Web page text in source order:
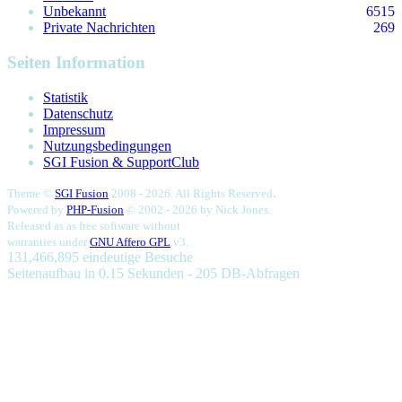
Unbekannt
6515
Private Nachrichten
269
Seiten Information
Statistik
Datenschutz
Impressum
Nutzungsbedingungen
SGI Fusion & SupportClub
Theme © SGI Fusion 2008 - 2026. All Rights Reserved.
Powered by PHP-Fusion © 2002 - 2026 by Nick Jones.
Released as as free software without
warranties under GNU Affero GPL v3.
131,466,895 eindeutige Besuche
Seitenaufbau in 0.15 Sekunden - 205 DB-Abfragen